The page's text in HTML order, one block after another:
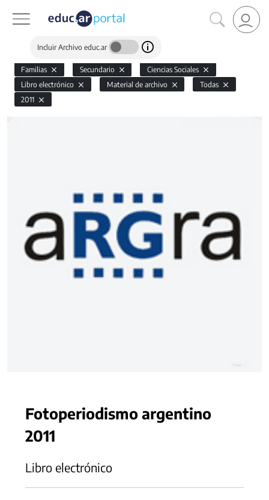
Incluir Archivo educ.ar
Familias Secundario
Ciencias Sociales
Libro electrónico
Material de archivo
Todas
2011
Fotoperiodismo argentino
2011
Libro electrónico